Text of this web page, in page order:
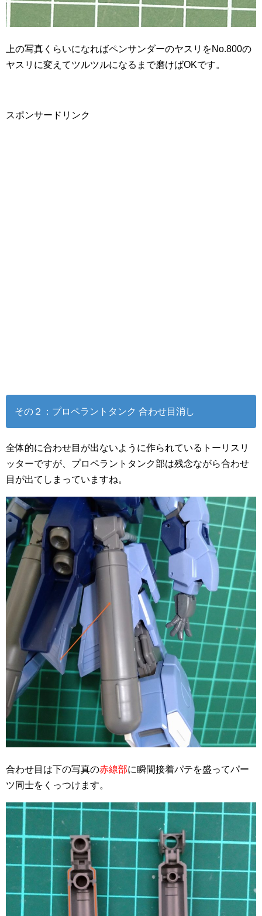
上の写真くらいになればペンサンダーのヤスリをNo.800の
ヤスリに変えてツルツルになるまで磨けばOKです。
スポンサードリンク
その２：プロペラントタンク 合わせ目消し
全体的に合わせ目が出ないように作られているトーリスリ
ッターですが、プロペラントタンク部は残念ながら合わせ
目が出てしまっていますね。
合わせ目は下の写真の赤線部に瞬間接着パテを盛ってパー
ツ同士をくっつけます。